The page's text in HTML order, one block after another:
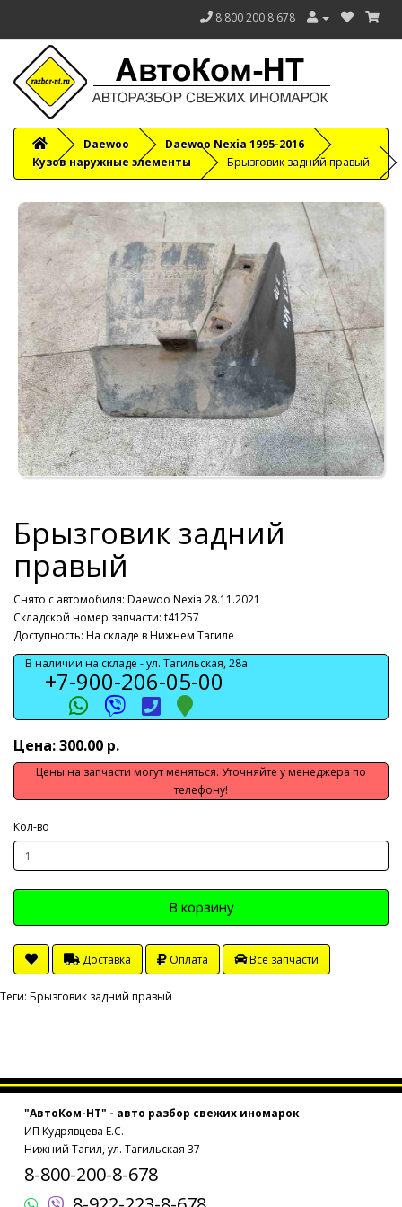
8 800 200 8 678
Daewoo
Daewoo Nexia 1995-2016
Кузов наружные элементы
Брызговик задний правый
Брызговик задний
правый
Снято с автомобиля: Daewoo Nexia 28.11.2021
Складской номер запчасти: t41257
Доступность: На складе в Нижнем Тагиле
В наличии на складе -ул. Тагильская, 28а
+7-900-206-05-00
Цена: 300.00 р.
Цены на запчасти могут меняться. Уточняйте у менеджера по
телефону!
Кол-во
В корзину
Доставка Оплата Все запчасти
Теги: Брызговик задний правый
"АвтоКом-НТ" - авто разбор свежих иномарок
ИП Кудрявцева Е.С.
Нижний Тагил, ул. Тагильская 37
8-800-200-8-678